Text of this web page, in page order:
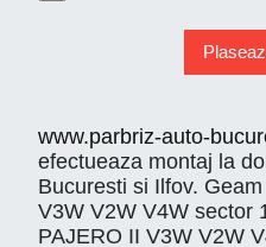
www.parbriz-auto-
efectueaza montaj la
Bucuresti si Ilfov.
V3W V2W V4W sector
PAJERO II V3W V2W